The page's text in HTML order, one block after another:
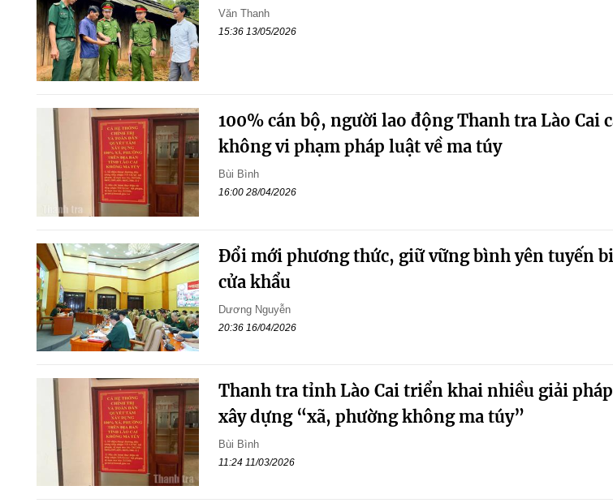
Văn Thanh
15:36 13/05/2026
100% cán bộ, người lao động Thanh tra Lào Cai
không vi phạm pháp luật về ma túy
Bùi Bình
16:00 28/04/2026
Đổi mới phương thức, giữ vững bình yên tuyến
cửa khẩu
Dương Nguyễn
20:36 16/04/2026
Thanh tra tỉnh Lào Cai triển khai nhiều giải
xây dựng “xã, phường không ma túy”
Bùi Bình
11:24 11/03/2026